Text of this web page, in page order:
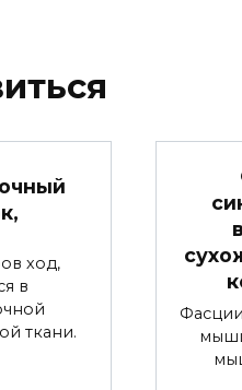
ход,
в
ткани.